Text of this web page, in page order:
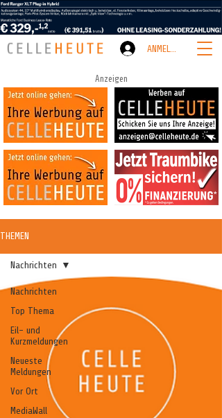
ANMELDEN
Anzeigen
THEMEN
Nachrichten
Top Thema
Eil- und
Kurzmeldungen
Neueste
Meldungen
Vor Ort
MediaWall
Nachrichten